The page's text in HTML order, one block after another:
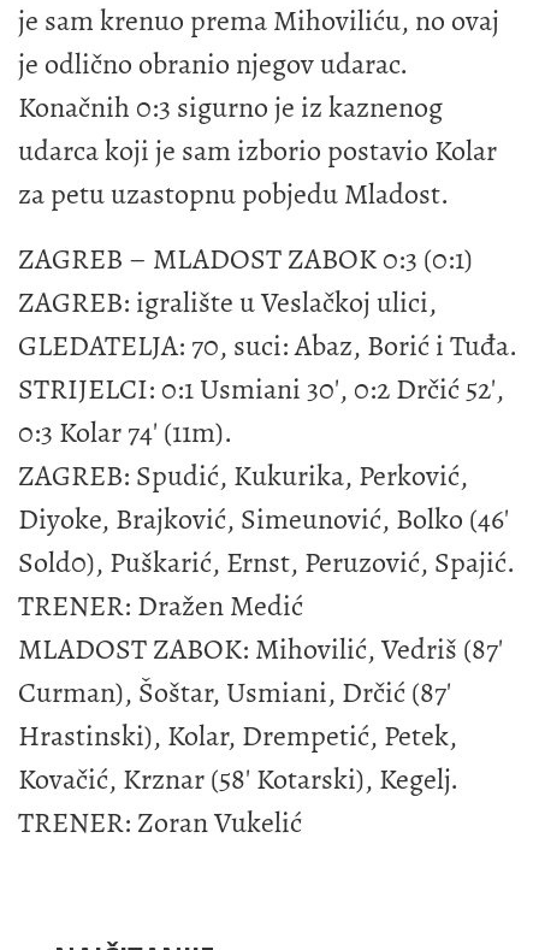
je sam krenuo prema Mihoviliću, no ovaj
je odlično obranio njegov udarac.
Konačnih 0:3 sigurno je iz kaznenog
udarca koji je sam izborio postavio Kolar
za petu uzastopnu pobjedu Mladost.
ZAGREB – MLADOST ZABOK 0:3 (0:1)
ZAGREB: igralište u Veslačkoj ulici,
GLEDATELJA: 70, suci: Abaz, Borić i Tuđa.
STRIJELCI: 0:1 Usmiani 30', 0:2 Drčić 52',
0:3 Kolar 74' (11m).
ZAGREB: Spudić, Kukurika, Perković,
Diyoke, Brajković, Simeunović, Bolko (46'
Sold0), Puškarić, Ernst, Peruzović, Spajić.
TRENER: Dražen Medić
MLADOST ZABOK: Mihovilić, Vedriš (87'
Curman), Šoštar, Usmiani, Drčić (87'
Hrastinski), Kolar, Drempetić, Petek,
Kovačić, Krznar (58' Kotarski), Kegelj.
TRENER: Zoran Vukelić